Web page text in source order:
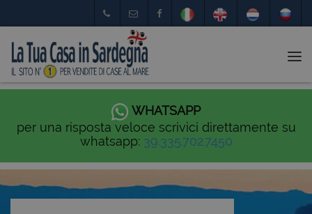
WHATSAPP
per una risposta veloce scrivici direttamente su
whatsapp: 39.335.702.7450